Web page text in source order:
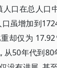
口在总人口
虽增加到
却仅为
从50年代到